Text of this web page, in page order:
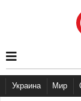
Украина Мир